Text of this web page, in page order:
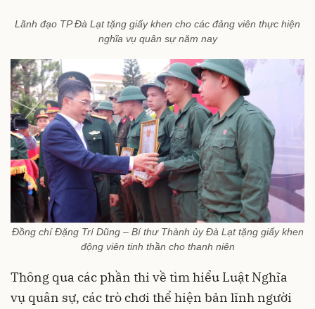
Lãnh đạo TP Đà Lạt tặng giấy khen cho các đảng viên thực hiện
nghĩa vụ quân sự năm nay
Đồng chí Đặng Trí Dũng – Bí thư Thành ủy Đà Lạt tặng giấy khen
động viên tinh thần cho thanh niên
Thông qua các phần thi về tìm hiểu Luật Nghĩa
vụ quân sự, các trò chơi thể hiện bản lĩnh người